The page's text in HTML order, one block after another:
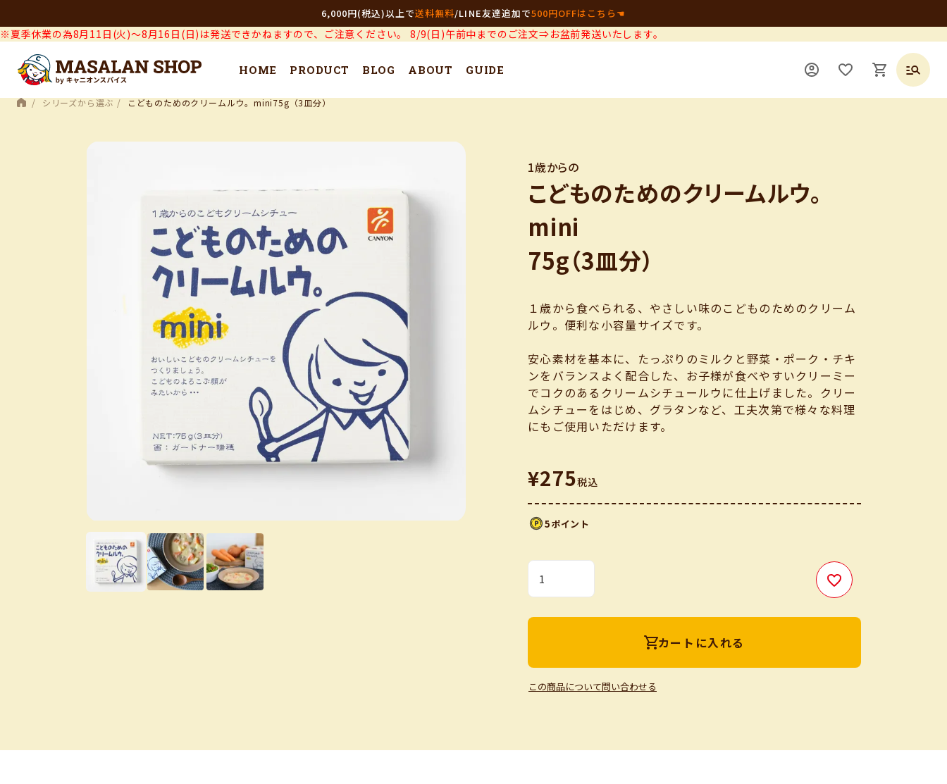
6,000円(税込)以上で送料無料/LINE友達追加で500円OFFはこちら☚
※夏季休業の為8月11日(火)～8月16日(日)は発送できかねますので、ご注意ください。 8/9(日)午前中までのご注文⇒お盆前発送いたします。
HOME PRODUCT BLOG ABOUT GUIDE
シリーズから選ぶ こどものためのクリームルウ。mini75g（3皿分）
1歳からの
こどものためのクリームルウ。
mini
75g（3皿分）
１歳から食べられる、やさしい味のこどものためのクリーム
ルウ。便利な小容量サイズです。
安心素材を基本に、たっぷりのミルクと野菜・ポーク・チキ
ンをバランスよく配合した、お子様が食べやすいクリーミー
でコクのあるクリームシチュールウに仕上げました。クリー
ムシチューをはじめ、グラタンなど、工夫次第で様々な料理
にもご使用いただけます。
¥275税込
5
カートに入れる
この商品について問い合わせる